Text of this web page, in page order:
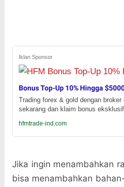
Iklan Sponsor
Bonus Top-Up 10% Hingga
Trading forex & gold dengan
sekarang dan klaim bonus
hfmtrade-ind.com
Jika ingin menambahkan
bisa menambahkan